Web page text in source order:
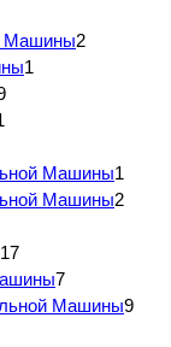
Машины2
1
Машины1
Машины2
17
7
Машины9